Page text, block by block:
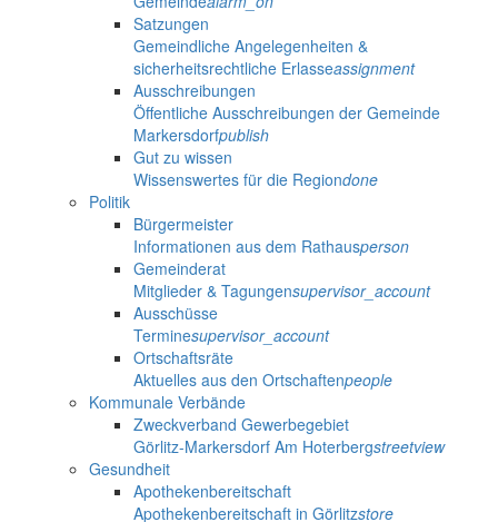
Satzungen
Gemeindliche Angelegenheiten &
sicherheitsrechtliche Erlasseassignment
Ausschreibungen
Öffentliche Ausschreibungen der Gemeinde
Markersdorfpublish
Gut zu wissen
Wissenswertes für die Regiondone
Politik
Bürgermeister
Informationen aus dem Rathausperson
Gemeinderat
Mitglieder & Tagungensupervisor_account
Ausschüsse
Terminesupervisor_account
Ortschaftsräte
Aktuelles aus den Ortschaftenpeople
Kommunale Verbände
Zweckverband Gewerbegebiet
Görlitz-Markersdorf Am Hoterbergstreetview
Gesundheit
Apothekenbereitschaft
Apothekenbereitschaft in Görlitzstore